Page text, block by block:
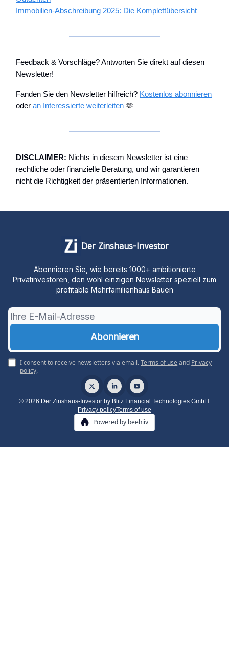
Immobilien-Abschreibung 2025: Die Komplettübersicht
Feedback & Vorschläge? Antworten Sie direkt auf diesen
Newsletter!
Fanden Sie den Newsletter hilfreich? Kostenlos abonnieren
oder an Interessierte weiterleiten 🫶
DISCLAIMER: Nichts in diesem Newsletter ist eine
rechtliche oder finanzielle Beratung, und wir garantieren
nicht die Richtigkeit der präsentierten Informationen.
Der Zinshaus-Investor
Abonnieren Sie, wie bereits 1000+ ambitionierte
Privatinvestoren, den wohl einzigen Newsletter speziell zum
profitable Mehrfamilienhaus Bauen
I consent to receive newsletters via email.Terms of use and Privacy
policy.
© 2026 Der Zinshaus-Investor by Blitz Financial Technologies GmbH.
Privacy policyTerms of use
Powered by beehiiv